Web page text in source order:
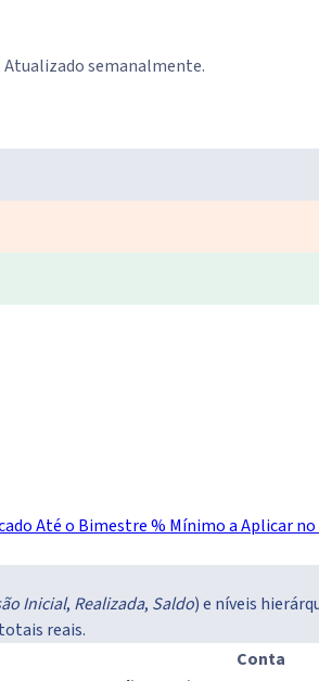
Atualizado semanalmente.
Até o Bimestre% Mínimo a Aplicar
Inicial, Realizada, Saldo) e níveis
reais.
Conta